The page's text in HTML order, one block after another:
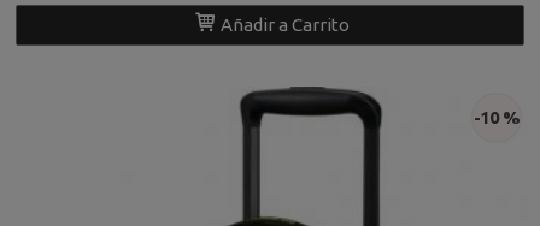
Añadir a Carrito
-10 %